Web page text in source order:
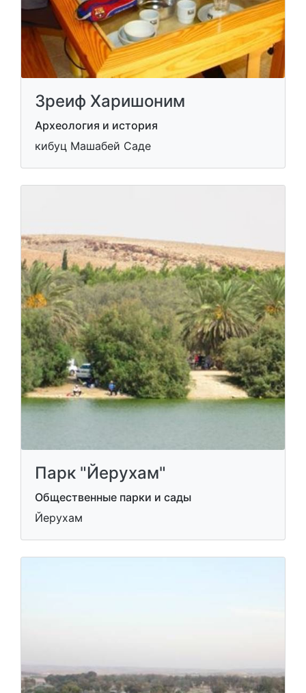
Зреиф Харишоним
Археология и история
кибуц Машабей Саде
Парк "Йерухам"
Общественные парки и сады
Йерухам